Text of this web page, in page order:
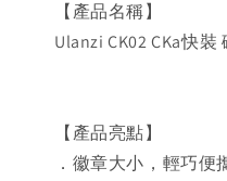
【產品名稱】
Ulanzi CK02 CKa快
【產品亮點】
．徽章大小，輕巧便